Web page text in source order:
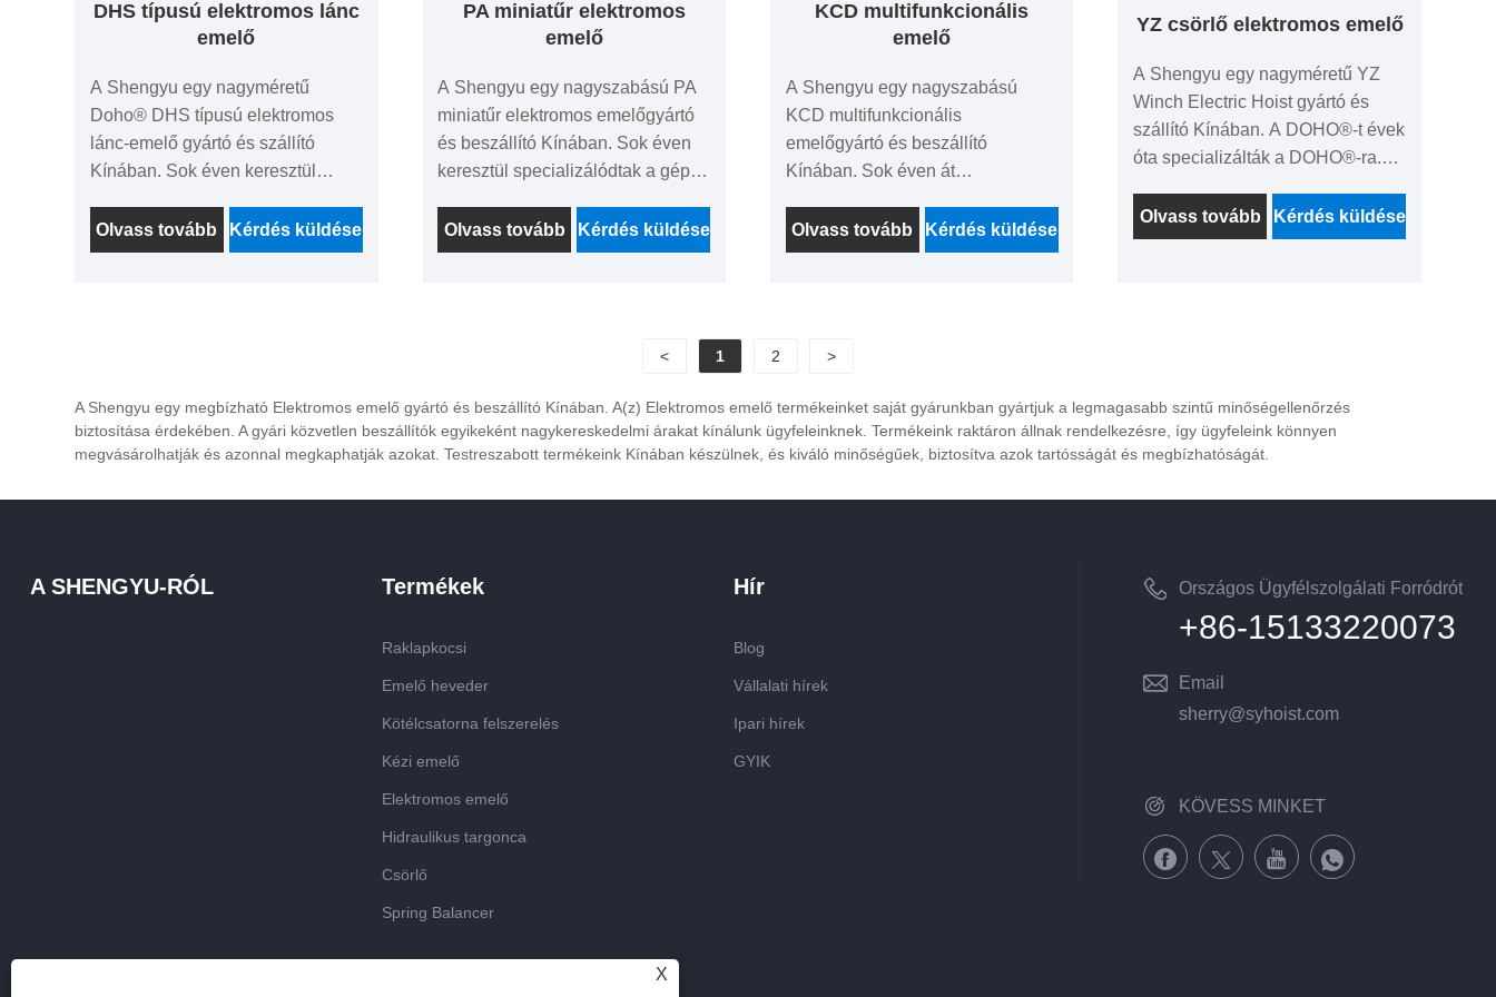
DHS típusú elektromos lánc
emelő
A Shengyu egy nagyméretű
Doho® DHS típusú elektromos
lánc-emelő gyártó és szállító
Kínában. Sok éven keresztül
emelőjére. Gyárakként az ár-
előny, az OEM és az ODM
Olvass tovább Kérdés küldése
PA miniatűr elektromos
emelő
A Shengyu egy nagyszabású PA
miniatűr elektromos emelőgyártó
és beszállító Kínában. Sok éven
keresztül specializálódtak a gépek
előnye, az OEM és az ODM
képesség, a szigorú minőség-
minden tájáról. Várakozással
partnerré váljunk.
Olvass tovább Kérdés küldése
KCD multifunkcionális
emelő
A Shengyu egy nagyszabású
KCD multifunkcionális
emelőgyártó és beszállító
Kínában. Sok éven át
Gyárakként az ár előnye, az OEM
és az ODM képesség, a szigorú
világ minden tájáról. Várjuk, hogy
Kínában.
Olvass tovább Kérdés küldése
YZ csörlő elektromos emelő
A Shengyu egy nagyméretű YZ
Winch Electric Hoist gyártó és
szállító Kínában. A DOHO®-t évek
óta specializálták a DOHO®-ra.
és az ODM képesség, a szigorú
minőség-ellenőrzési rendszer és a
Olvass tovább Kérdés küldése
< 1 2 >
A Shengyu egy megbízható Elektromos emelő gyártó és beszállító Kínában. A(z) Elektromos emelő termékeinket saját gyárunkban gyártjuk a legmagasabb szintű minőségellenőrzés
biztosítása érdekében. A gyári közvetlen beszállítók egyikeként nagykereskedelmi árakat kínálunk ügyfeleinknek. Termékeink raktáron állnak rendelkezésre, így ügyfeleink könnyen
megvásárolhatják és azonnal megkaphatják azokat. Testreszabott termékeink Kínában készülnek, és kiváló minőségűek, biztosítva azok tartósságát és megbízhatóságát.
Országos Ügyfélszolgálati Forródrót
+86-15133220073
Email
sherry@syhoist.com
KÖVESS MINKET
A SHENGYU-RÓL Termékek
Raklapkocsi
Emelő heveder
Kötélcsatorna felszerelés
Kézi emelő
Elektromos emelő
Hidraulikus targonca
Csörlő
Spring Balancer
Hír
Blog
Vállalati hírek
Ipari hírek
GYIK
X